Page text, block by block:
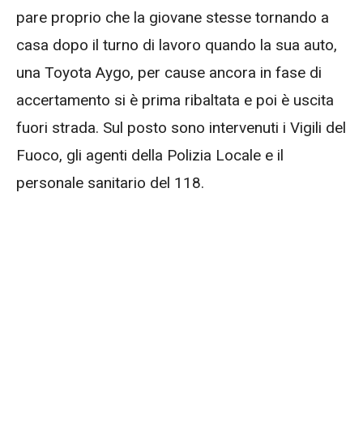
pare proprio che la giovane stesse tornando a
casa dopo il turno di lavoro quando la sua auto,
una Toyota Aygo, per cause ancora in fase di
accertamento si è prima ribaltata e poi è uscita
fuori strada. Sul posto sono intervenuti i Vigili del
Fuoco, gli agenti della Polizia Locale e il
personale sanitario del 118.